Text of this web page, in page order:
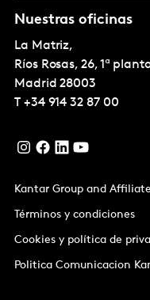
Nuestras oficinas
La Matriz,
Ríos Rosas, 26, 1ª
Madrid 28003
T +34 914 32 87 00
Kantar Group and
Términos y condiciones
Cookies y política de
Politica Comunicacion